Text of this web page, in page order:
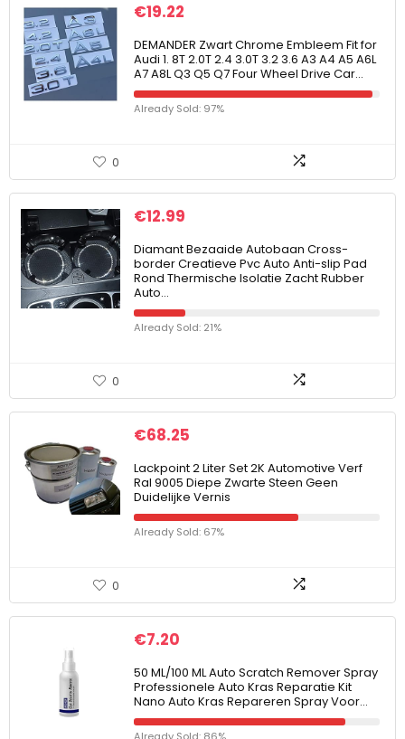
€19.22
DEMANDER Zwart Chrome Embleem Fit for
Audi 1. 8T 2.0T 2.4 3.0T 3.2 3.6 A3 A4 A5 A6L
A7 A8L Q3 Q5 Q7 Four Wheel Drive Car…
Already Sold: 97%
0
€12.99
Diamant Bezaaide Autobaan Cross-
border Creatieve Pvc Auto Anti-slip Pad
Rond Thermische Isolatie Zacht Rubber
Auto…
Already Sold: 21%
0
€68.25
Lackpoint 2 Liter Set 2K Automotive Verf
Ral 9005 Diepe Zwarte Steen Geen
Duidelijke Vernis
Already Sold: 67%
0
€7.20
50 ML/100 ML Auto Scratch Remover Spray
Professionele Auto Kras Reparatie Kit
Nano Auto Kras Repareren Spray Voor…